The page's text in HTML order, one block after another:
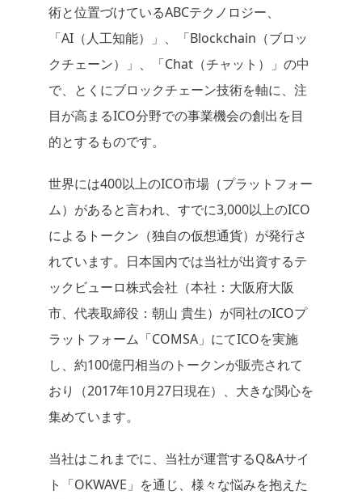
術と位置づけているABCテクノロジー、
「AI（人工知能）」、「Blockchain（ブロッ
クチェーン）」、「Chat（チャット）」の中
で、とくにブロックチェーン技術を軸に、注
目が高まるICO分野での事業機会の創出を目
的とするものです。
世界には400以上のICO市場（プラットフォー
ム）があると言われ、すでに3,000以上のICO
によるトークン（独自の仮想通貨）が発行さ
れています。日本国内では当社が出資するテ
ックビューロ株式会社（本社：大阪府大阪
市、代表取締役：朝山 貴生）が同社のICOプ
ラットフォーム「COMSA」にてICOを実施
し、約100億円相当のトークンが販売されて
おり（2017年10月27日現在）、大きな関心を
集めています。
当社はこれまでに、当社が運営するQ&Aサイ
ト「OKWAVE」を通じ、様々な悩みを抱えた